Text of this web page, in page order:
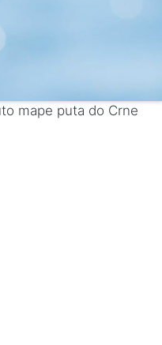
mape puta do Crne